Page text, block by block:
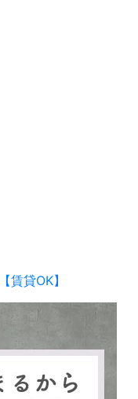
貸OK】